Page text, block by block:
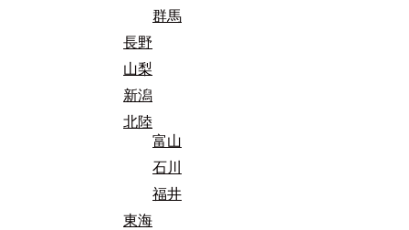
群馬
長野
山梨
新潟
北陸
富山
石川
福井
東海